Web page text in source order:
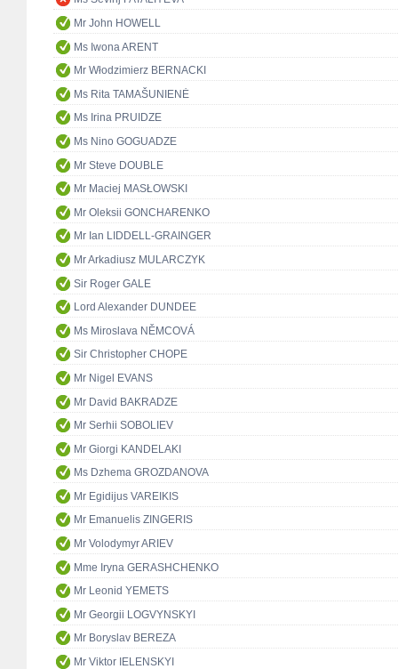
Mr John HOWELL
Ms Iwona ARENT
Mr Włodzimierz BERNACKI
Ms Rita TAMAŠUNIENĖ
Ms Irina PRUIDZE
Ms Nino GOGUADZE
Mr Steve DOUBLE
Mr Maciej MASŁOWSKI
Mr Oleksii GONCHARENKO
Mr Ian LIDDELL-GRAINGER
Mr Arkadiusz MULARCZYK
Sir Roger GALE
Lord Alexander DUNDEE
Ms Miroslava NĚMCOVÁ
Sir Christopher CHOPE
Mr Nigel EVANS
Mr David BAKRADZE
Mr Serhii SOBOLIEV
Mr Giorgi KANDELAKI
Ms Dzhema GROZDANOVA
Mr Egidijus VAREIKIS
Mr Emanuelis ZINGERIS
Mr Volodymyr ARIEV
Mme Iryna GERASHCHENKO
Mr Leonid YEMETS
Mr Georgii LOGVYNSKYI
Mr Boryslav BEREZA
Mr Viktor IELENSKYI